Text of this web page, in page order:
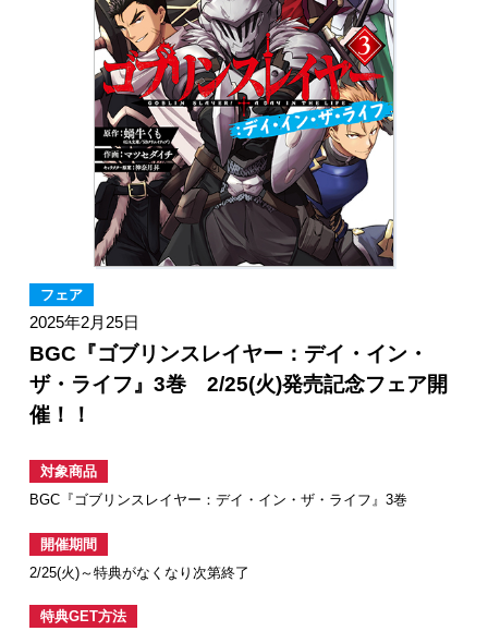
会社情報 採用情報
スクウェア・エニックス サイト内検索
フェア
2025年2月25日
BGC『ゴブリンスレイヤー：デイ・イン・
ザ・ライフ』3巻 2/25(火)発売記念フェア開
催！！
対象商品
BGC『ゴブリンスレイヤー：デイ・イン・ザ・ライフ』3巻
開催期間
2/25(火)～特典がなくなり次第終了
特典GET方法